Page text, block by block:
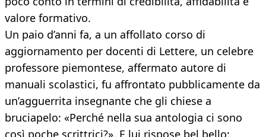
valore formativo.
Un paio d’anni fa, a un affollato corso di
aggiornamento per docenti di Lettere, un celebre
professore piemontese, affermato autore di
manuali scolastici, fu affrontato pubblicamente da
un’agguerrita insegnante che gli chiese a
bruciapelo: «Perché nella sua antologia ci sono
così poche scrittrici?». E lui rispose bel bello: